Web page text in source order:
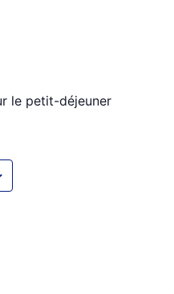
le petit-déjeuner